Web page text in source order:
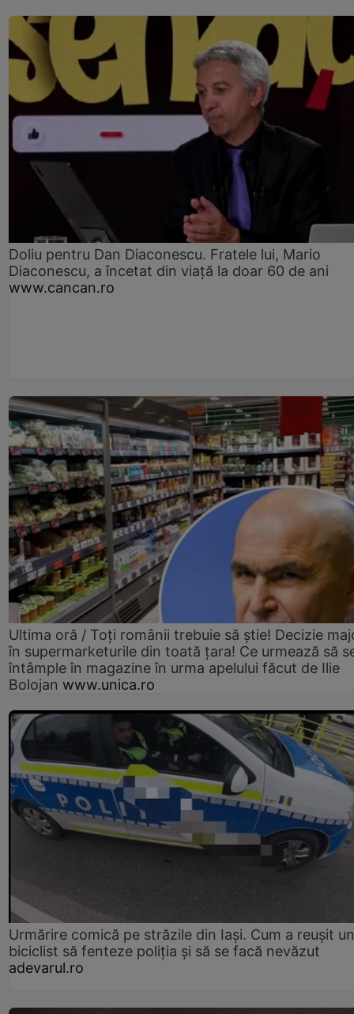
Doliu pentru Dan Diaconescu. Fratele lui, Mario
Diaconescu, a încetat din viață la doar 60 de ani
www.cancan.ro
Ultima oră / Toți românii trebuie să știe! Decizie
în supermarketurile din toată țara! Ce urmează să
întâmple în magazine în urma apelului făcut de Ilie
Bolojan www.unica.ro
Urmărire comică pe străzile din Iași. Cum a reușit un
biciclist să fenteze poliția și să se facă nevăzut
adevarul.ro